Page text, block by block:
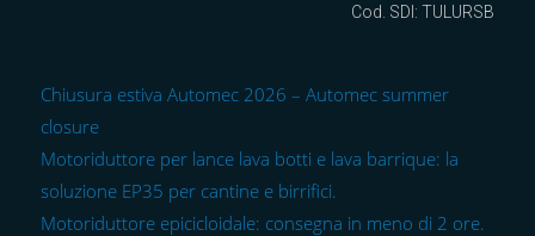
Cod. SDI: TULURSB
Chiusura estiva Automec 2026 – Automec summer
closure
Motoriduttore per lance lava botti e lava barrique: la
soluzione EP35 per cantine e birrifici.
Motoriduttore epicicloidale: consegna in meno di 2 ore.